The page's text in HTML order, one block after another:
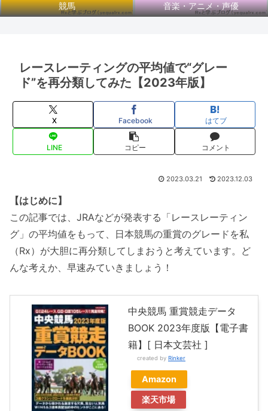
競馬 音楽・アニメ・声優
レースレーティングの平均値で“グレー
ド”を再分類してみた【2023年版】
X Facebook はてブ
LINE コピー コメント
2023.03.21 2023.12.03
【はじめに】
この記事では、JRAなどが発表する「レースレーティン
グ」の平均値をもって、日本競馬の重賞のグレードを私
（Rx）が大胆に再分類してしまおうと考えています。ど
んな考えか、早速みていきましょう！
中央競馬 重賞競走データ
BOOK 2023年度版【電子書
籍】[ 日本文芸社 ]
created by Rinker
Amazon
楽天市場